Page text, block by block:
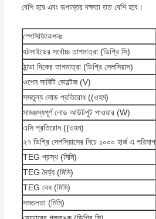
বেশি হবে এবং রূপান্তর দক্ষতা তত বেশি হবে।
স্পেসিফিকেশনঃ
হটসাইডের সর্বোচ্চ তাপমাত্রা (ডিগ্রি সি)
ঠান্ডা দিকের তাপমাত্রা (ডিগ্রি সেলসিয়াস)
ওপেন সার্কিট ভোল্টেজ (V)
সমতুল্য লোড প্রতিরোধ ((ওহম)
সামঞ্জস্যপূর্ণ লোড আউটপুট পাওয়ার (W)
এসি প্রতিরোধ ((ওহম)
২৭ ডিগ্রি সেলসিয়াসের নিচে ১০০০ হার্জ এ পরিমাপ
TEG প্রস্থ (মিমি)
TEG দৈর্ঘ্য (মিমি)
TEG বেধ (মিমি)
সমতলতা (মিমি)